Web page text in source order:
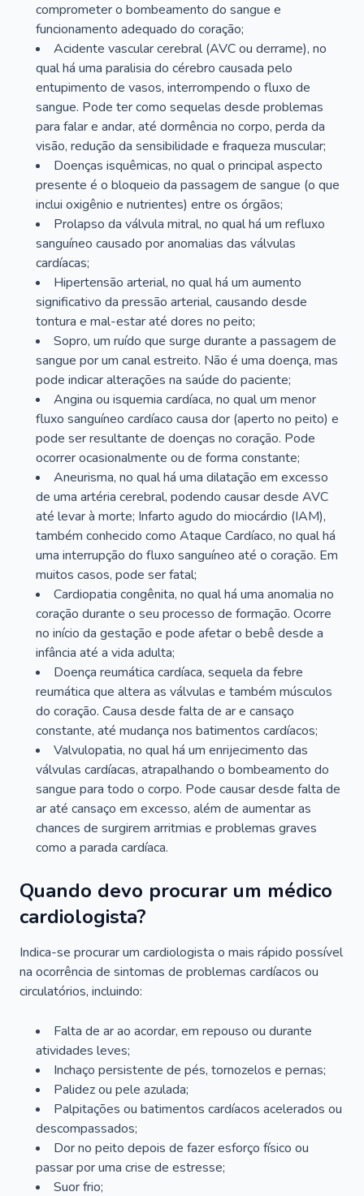
comprometer o bombeamento do sangue e
funcionamento adequado do coração;
Acidente vascular cerebral (AVC ou derrame), no
qual há uma paralisia do cérebro causada pelo
entupimento de vasos, interrompendo o fluxo de
sangue. Pode ter como sequelas desde problemas
para falar e andar, até dormência no corpo, perda da
visão, redução da sensibilidade e fraqueza muscular;
Doenças isquêmicas, no qual o principal aspecto
presente é o bloqueio da passagem de sangue (o que
inclui oxigênio e nutrientes) entre os órgãos;
Prolapso da válvula mitral, no qual há um refluxo
sanguíneo causado por anomalias das válvulas
cardíacas;
Hipertensão arterial, no qual há um aumento
significativo da pressão arterial, causando desde
tontura e mal-estar até dores no peito;
Sopro, um ruído que surge durante a passagem de
sangue por um canal estreito. Não é uma doença, mas
pode indicar alterações na saúde do paciente;
Angina ou isquemia cardíaca, no qual um menor
fluxo sanguíneo cardíaco causa dor (aperto no peito) e
pode ser resultante de doenças no coração. Pode
ocorrer ocasionalmente ou de forma constante;
Aneurisma, no qual há uma dilatação em excesso
de uma artéria cerebral, podendo causar desde AVC
até levar à morte; Infarto agudo do miocárdio (IAM),
também conhecido como Ataque Cardíaco, no qual há
uma interrupção do fluxo sanguíneo até o coração. Em
muitos casos, pode ser fatal;
Cardiopatia congênita, no qual há uma anomalia no
coração durante o seu processo de formação. Ocorre
no início da gestação e pode afetar o bebê desde a
infância até a vida adulta;
Doença reumática cardíaca, sequela da febre
reumática que altera as válvulas e também músculos
do coração. Causa desde falta de ar e cansaço
constante, até mudança nos batimentos cardíacos;
Valvulopatia, no qual há um enrijecimento das
válvulas cardíacas, atrapalhando o bombeamento do
sangue para todo o corpo. Pode causar desde falta de
ar até cansaço em excesso, além de aumentar as
chances de surgirem arritmias e problemas graves
como a parada cardíaca.
Quando devo procurar um médico
cardiologista?
Indica-se procurar um cardiologista o mais rápido possível
na ocorrência de sintomas de problemas cardíacos ou
circulatórios, incluindo:
Falta de ar ao acordar, em repouso ou durante
atividades leves;
Inchaço persistente de pés, tornozelos e pernas;
Palidez ou pele azulada;
Palpitações ou batimentos cardíacos acelerados ou
descompassados;
Dor no peito depois de fazer esforço físico ou
passar por uma crise de estresse;
Suor frio;